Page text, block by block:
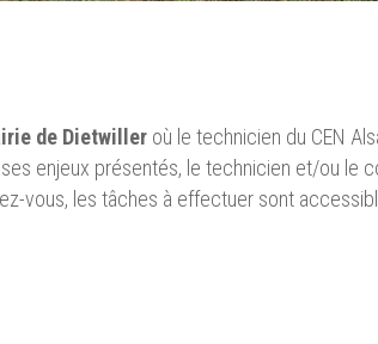
de Dietwiller où le technicien du CEN
enjeux présentés, le technicien et/ou le
vous, les tâches à effectuer sont